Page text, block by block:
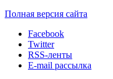
Полная версия сайта
Facebook
Twitter
RSS-ленты
E-mail рассылка